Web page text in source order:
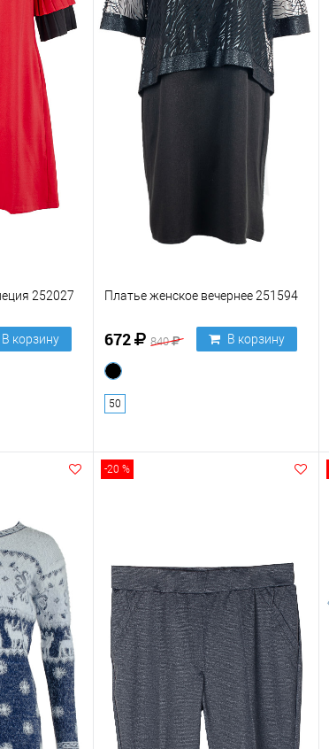
252027
В корзину
Платье женское вечернее 251594
672 840 В корзину
50
-20 %